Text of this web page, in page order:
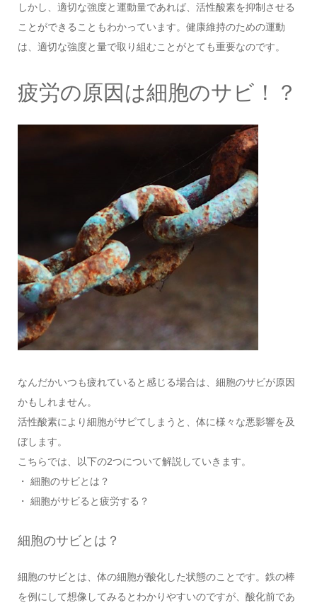
しかし、適切な強度と運動量であれば、活性酸素を抑制させる
ことができることもわかっています。健康維持のための運動
は、適切な強度と量で取り組むことがとても重要なのです。
疲労の原因は細胞のサビ！？
なんだかいつも疲れていると感じる場合は、細胞のサビが原因
かもしれません。
活性酸素により細胞がサビてしまうと、体に様々な悪影響を及
ぼします。
こちらでは、以下の2つについて解説していきます。
・ 細胞のサビとは？
・ 細胞がサビると疲労する？
細胞のサビとは？
細胞のサビとは、体の細胞が酸化した状態のことです。鉄の棒
を例にして想像してみるとわかりやすいのですが、酸化前であ